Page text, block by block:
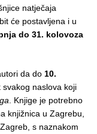
natječaja
će postavljena i u
do 31. kolovoza
da do 10.
naslova koji
. Knjige je potrebno
knjižnica u Zagrebu,
s naznakom